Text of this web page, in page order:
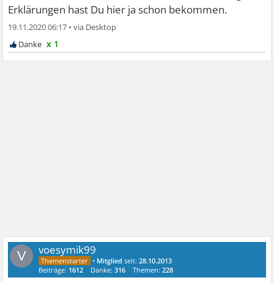
Erklärungen hast Du hier ja schon bekommen.
19.11.2020 06:17 •
x 1
V voesymik99
• Mitglied seit:28.10.2013
Beiträge: 1612 Danke:316 Themen:228